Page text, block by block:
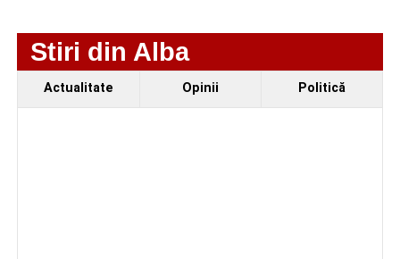
Stiri din Alba
Actualitate Opinii Politică